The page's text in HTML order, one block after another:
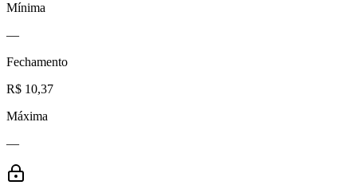
Mínima
—
Fechamento
R$ 10,37
Máxima
—